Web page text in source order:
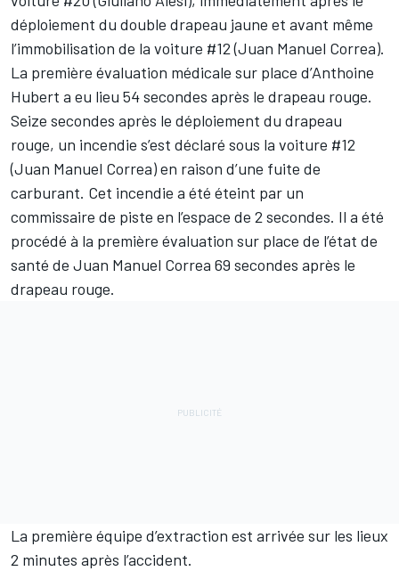
déploiement du double drapeau jaune et avant même
l’immobilisation de la voiture #12 (Juan Manuel Correa).
La première évaluation médicale sur place d’Anthoine
Hubert a eu lieu 54 secondes après le drapeau rouge.
Seize secondes après le déploiement du drapeau
rouge, un incendie s’est déclaré sous la voiture #12
(Juan Manuel Correa) en raison d’une fuite de
carburant. Cet incendie a été éteint par un
commissaire de piste en l’espace de 2 secondes. Il a été
procédé à la première évaluation sur place de l’état de
santé de Juan Manuel Correa 69 secondes après le
drapeau rouge.
La première équipe d’extraction est arrivée sur les lieux
2 minutes après l’accident.